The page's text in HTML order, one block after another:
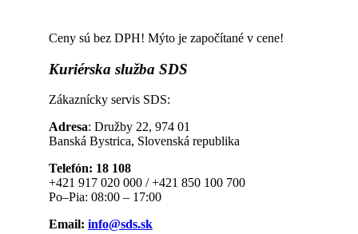
Ceny sú bez DPH! Mýto je započítané v cene!
Kuriérska služba SDS
Zákaznícky servis SDS:
Adresa: Družby 22, 974 01
Banská Bystrica, Slovenská republika
Telefón: 18 108
+421 917 020 000 / +421 850 100 700
Po–Pia: 08:00 – 17:00
Email: info@sds.sk